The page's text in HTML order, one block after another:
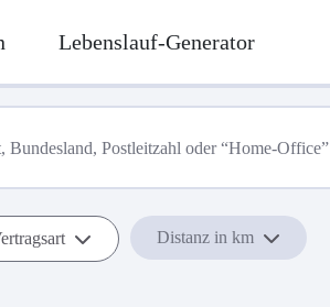
Lebenslauf-Generator
Distanz in km